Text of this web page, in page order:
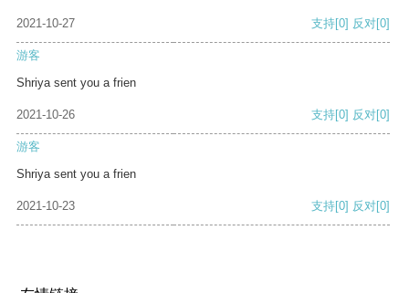
2021-10-27 支持[0] 反对[0]
游客
Shriya sent you a frien
2021-10-26 支持[0] 反对[0]
游客
Shriya sent you a frien
2021-10-23 支持[0] 反对[0]